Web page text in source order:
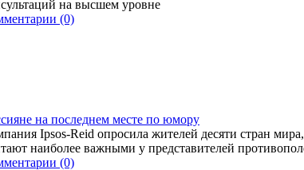
на высшем уровне
(0)
на последнем месте по юмору
Ipsos-Reid опросила жителей десяти стран
наиболее важными у представителей
(0)